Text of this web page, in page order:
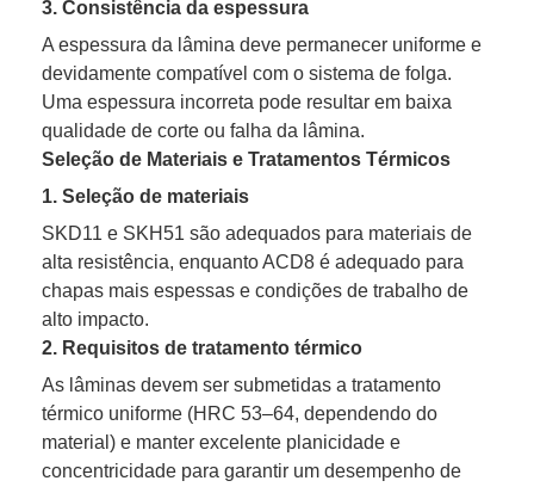
3. Consistência da espessura
A espessura da lâmina deve permanecer uniforme e
devidamente compatível com o sistema de folga.
Uma espessura incorreta pode resultar em baixa
qualidade de corte ou falha da lâmina.
Seleção de Materiais e Tratamentos Térmicos
1. Seleção de materiais
SKD11 e SKH51 são adequados para materiais de
alta resistência, enquanto ACD8 é adequado para
chapas mais espessas e condições de trabalho de
alto impacto.
2. Requisitos de tratamento térmico
As lâminas devem ser submetidas a tratamento
térmico uniforme (HRC 53–64, dependendo do
material) e manter excelente planicidade e
concentricidade para garantir um desempenho de